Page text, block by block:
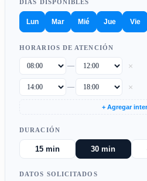
DÍAS DISPONIBLES
Lun Mar Mié Jue Vie
HORARIOS DE ATENCIÓN
— ×
— ×
+ Agregar
DURACIÓN
15 min 30 min
DATOS SOLICITADOS